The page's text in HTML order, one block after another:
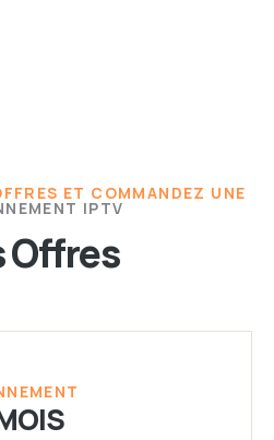
ET COMMANDEZ UNE
IPTV
Offres